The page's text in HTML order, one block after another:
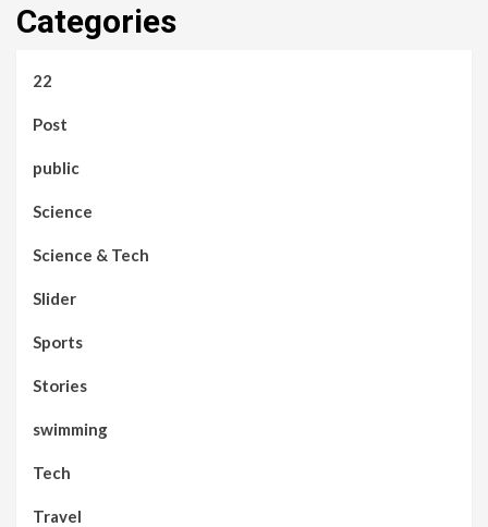
Categories
22
Post
public
Science
Science & Tech
Slider
Sports
Stories
swimming
Tech
Travel